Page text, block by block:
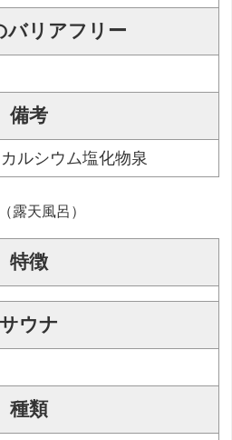
バリアフリー
備考
ルシウム塩化物泉
天風呂）
特徴
サウナ
種類